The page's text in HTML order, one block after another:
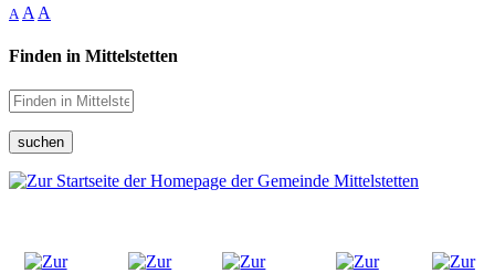
A A A
Finden in Mittelstetten
suchen